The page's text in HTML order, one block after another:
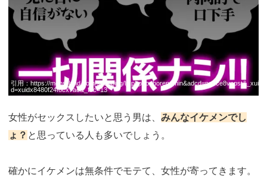
引用：https://mens-land.com/shopping/lp.php?p=horenamin&adcd=ne1ce8vnpst&_xui
d=xuidx8480f24f8cx7ae&_fsc=13
女性がセックスしたいと思う男は、 みんなイケメンでし
ょ？ と思っている人も多いでしょう。
確かにイケメンは無条件でモテて、女性が寄ってきます。